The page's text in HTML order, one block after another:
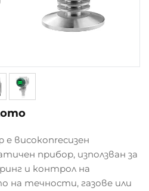
високопrecизен
прибор, използван за
и контрол на
на течности, газове или